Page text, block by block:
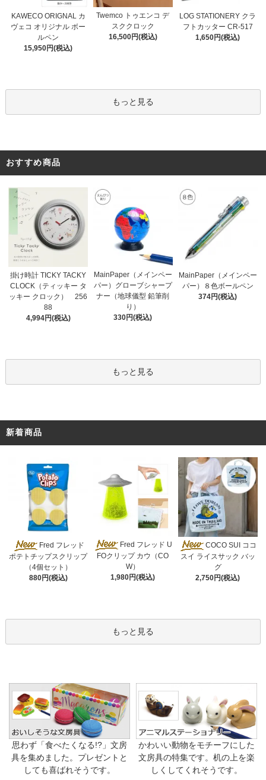
KAWECO ORIGNAL カ
ヴェコ オリジナル ボー
ルペン
15,950円(税込)
Twemco トゥエンコ デ
スククロック
16,500円(税込)
LOG STATIONERY クラ
フトカッター CR-517
1,650円(税込)
もっと見る
おすすめ商品
掛け時計 TICKY TACKY
CLOCK（ティッキー タ
ッキー クロック） 256
88
4,994円(税込)
MainPaper（メインペー
パー）グローブシャープ
ナー（地球儀型 鉛筆削
り）
330円(税込)
MainPaper（メインペー
パー）８色ボールペン
374円(税込)
もっと見る
新着商品
Fred フレッド
ポテトチップスクリップ
（4個セット）
880円(税込)
Fred フレッド U
FOクリップ カウ（CO
W）
1,980円(税込)
COCO SUI ココ
スイ ライスサック バッ
グ
2,750円(税込)
もっと見る
思わず「食べたくなる!?」文房
具を集めました。プレゼントと
しても喜ばれそうです。
かわいい動物をモチーフにした
文房具の特集です。机の上を楽
しくしてくれそうです。